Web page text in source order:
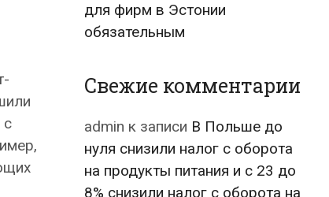
с
для фирм в Эстонии
обязательным
Свежие комментарии
admin к записи В Польше до
нуля снизили налог с оборота
на продукты питания и с 23 до
8% снизили налог с оборота на